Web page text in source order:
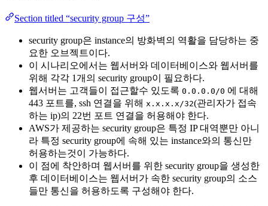
Section titled “security group 구성”
security group은 instance의 방화벽의 역활을 담당하는 중
요한 오브젝트이다.
이 시나리오에서는 웹서버와 데이터베이스와 웹서버를
위해 각각 1개의 security group이 필요하다.
웹서버는 고객들이 접근할수 있도록 0.0.0.0/0 에 대해
443 포트를, ssh 연결을 위해 x.x.x.x/32(관리자가 접속
하는 ip)의 22번 포트 연결을 허용해야 한다.
AWS가 제공하는 security group은 특정 IP 대역뿐만 아니
라 특정 security group에 속해 있는 instance와의 통신만
허용하는것이 가능하다.
이 점에 착안하며 웹서버를 위한 security group을 생성한
후 데이터베이스는 웹서버가 속한 security group의 소스
들만 통신을 허용하도록 구성해야 한다.